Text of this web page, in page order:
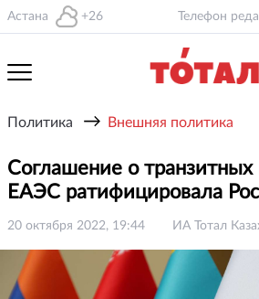
Астана +26 Телефон
Политика → Внешняя политика
Соглашение о транзитных
ЕАЭС ратифицировала
20 октября 2022, 19:44 ИА Тотал